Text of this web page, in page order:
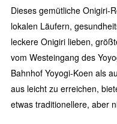
Dieses gemütliche Onigiri-
lokalen Läufern,
leckere Onigiri lieben,
vom Westeingang des
Bahnhof Yoyogi-Koen als
aus leicht zu erreichen,
etwas traditionellere, aber